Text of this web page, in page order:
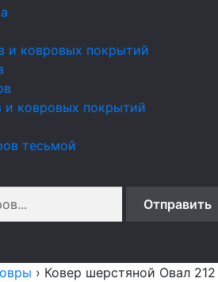
и ковровых покрытий
и ковровых покрытий
тесьмой
› Ковер шерстяной Овал 212